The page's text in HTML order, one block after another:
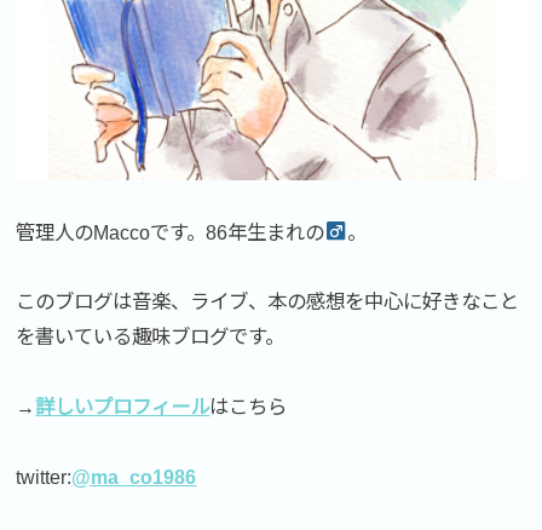
管理人のMaccoです。86年生まれの 。
このブログは音楽、ライブ、本の感想を中心に好きなこと
を書いている趣味ブログです。
→詳しいプロフィールはこちら
twitter:@ma_co1986